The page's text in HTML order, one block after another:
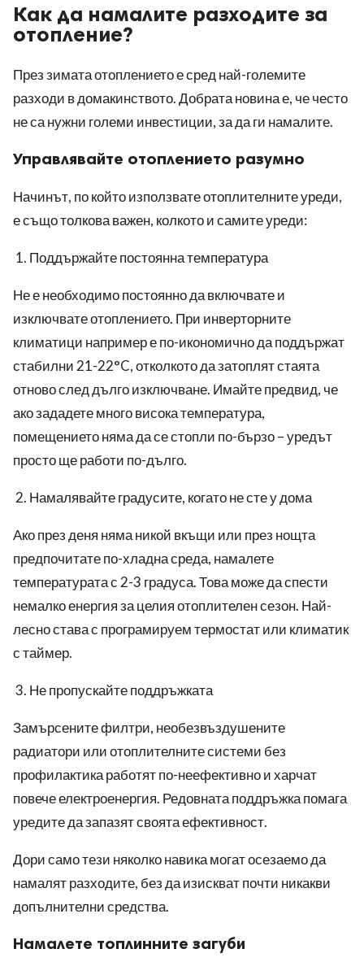
Как да намалите разходите за
отопление?
През зимата отоплението е сред най-големите
разходи в домакинството. Добрата новина е, че често
не са нужни големи инвестиции, за да ги намалите.
Управлявайте отоплението разумно
Начинът, по който използвате отоплителните уреди,
е също толкова важен, колкото и самите уреди:
Поддържайте постоянна температура
Не е необходимо постоянно да включвате и
изключвате отоплението. При инверторните
климатици например е по-икономично да поддържат
стабилни 21-22°C, отколкото да затоплят стаята
отново след дълго изключване. Имайте предвид, че
ако зададете много висока температура,
помещението няма да се стопли по-бързо – уредът
просто ще работи по-дълго.
Намалявайте градусите, когато не сте у дома
Ако през деня няма никой вкъщи или през нощта
предпочитате по-хладна среда, намалете
температурата с 2-3 градуса. Това може да спести
немалко енергия за целия отоплителен сезон. Най-
лесно става с програмируем термостат или климатик
с таймер.
Не пропускайте поддръжката
Замърсените филтри, необезвъздушените
радиатори или отоплителните системи без
профилактика работят по-неефективно и харчат
повече електроенергия. Редовната поддръжка помага
уредите да запазят своята ефективност.
Дори само тези няколко навика могат осезаемо да
намалят разходите, без да изискват почти никакви
допълнителни средства.
Намалете топлинните загуби